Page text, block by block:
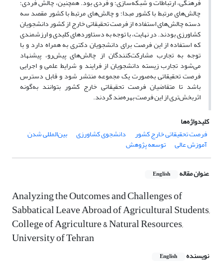
فرهنگی، ارتباطات و شبکه‌سازی؛ و فردی بود. همچنین، چالش فردی؛
چالش‌های مرتبط با کشور مبدا؛ و چالش‌های مرتبط با کشور مقصد سه
دسته چالش‌های استفاده از فرصت تحقیقاتی خارج از کشور دانشجویان
کشاورزی بودند. در نهایت، با توجه به دستاوردهای کلیدی و ارزشمندی
که استفاده از این فرصت برای دانشجویان دکتری به همراه دارد و با
توجه به تجارب مشارکت‌کنندگان از چالش‌های پیش‌رو، پیشنهاد
می‌شود تجارب زیسته دانشجویان از فرایند و شرایط علمی و اجرایی
فرصت تحقیقاتی به‌صورت یک مجموعه منتشر شود و قابل دسترس
باشد تا متقاضیان فرصت تحقیقاتی خارج کشور بتوانند به‌گونه
اثربخش‌تری از این فرصت بهره‌مند گردند.
کلیدواژه‌ها
فرصت تحقیقاتی خارج کشور
دانشجوی کشاورزی بین‌المللی شدن
آموزش عالی توسعه پژوهش
عنوان مقاله English
Analyzing the Outcomes and Challenges of
Sabbatical Leave Abroad of Agricultural Students,
College of Agriculture & Natural Resources,
University of Tehran
نویسنده English